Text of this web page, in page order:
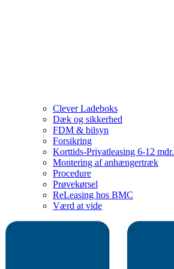
Clever Ladeboks
Dæk og sikkerhed
FDM & bilsyn
Forsikring
Korttids-Privatleasing 6-12 mdr.
Montering af anhængertræk
Procedure
Prøvekørsel
ReLeasing hos BMC
Værd at vide